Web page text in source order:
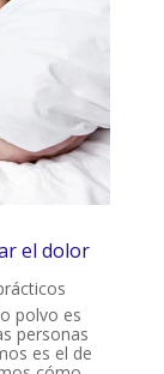
el dolor
polvo es
personas
es el de